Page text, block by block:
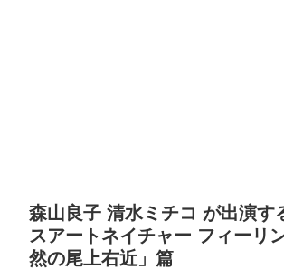
森山良子 清水ミチコ が出演す
スアートネイチャー フィーリ
然の尾上右近」篇